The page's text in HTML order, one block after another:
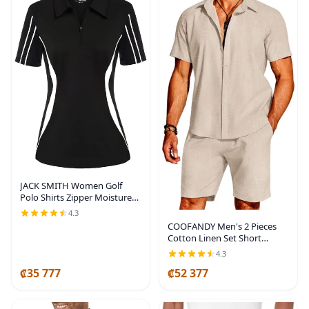
JACK SMITH Women Golf
Polo Shirts Zipper Moisture
Wicking Tennis Shirts Short
4.3
₡35 777
COOFANDY Men's 2 Pieces
Cotton Linen Set Short
Sleeve Button Down Shirts
Outfits
4.3
₡52 377